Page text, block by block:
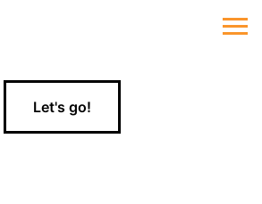
Let's go!